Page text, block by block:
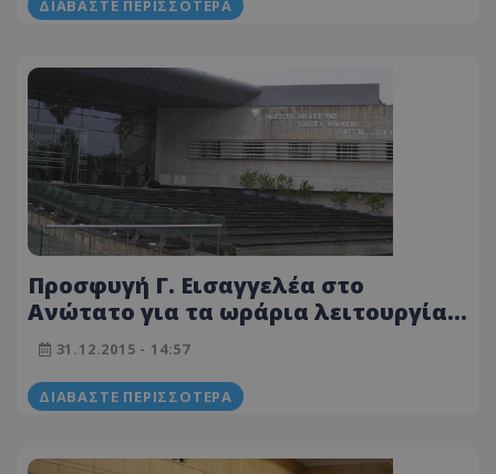
ΔΙΑΒΆΣΤΕ ΠΕΡΙΣΣΌΤΕΡΑ
Προσφυγή Γ. Εισαγγελέα στο
Ανώτατο για τα ωράρια λειτουργίας
των καταστημάτων
31.12.2015 - 14:57
ΔΙΑΒΆΣΤΕ ΠΕΡΙΣΣΌΤΕΡΑ